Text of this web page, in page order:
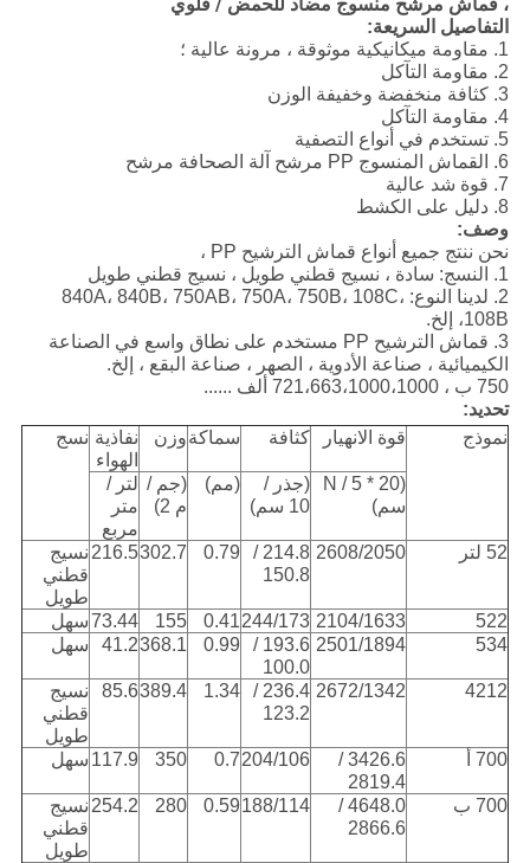
، قماش مرشح منسوج مضاد للحمض / قلوي
التفاصيل السريعة:
1. مقاومة ميكانيكية موثوقة ، مرونة عالية ؛
2. مقاومة التآكل
3. كثافة منخفضة وخفيفة الوزن
4. مقاومة التآكل
5. تستخدم في أنواع التصفية
6. القماش المنسوج PP مرشح آلة الصحافة مرشح
7. قوة شد عالية
8. دليل على الكشط
وصف:
نحن ننتج جميع أنواع قماش الترشيح PP ،
1. النسج: سادة ، نسيج قطني طويل ، نسيج قطني طويل
2. لدينا النوع: 840A، 840B، 750AB، 750A، 750B، 108C،
108B، إلخ.
3. قماش الترشيح PP مستخدم على نطاق واسع في الصناعة
الكيميائية ، صناعة الأدوية ، الصهر ، صناعة البقع ، إلخ.
750 ب ، 721،663،1000،1000 ألف ......
تحديد:
نموذج
قوة الانهيار كثافة سماكةوزن
نفاذية
الهواء
نسج
(N / 5 * 20
سم)
(جذر /
10 سم)
(مم)
(جم /
م 2)
لتر /
متر
مربع
52 لتر
2608/2050
214.8 /
150.8
0.79
302.7
216.5نسيج
قطني
طويل
522
2104/1633
244/173
0.41
155
73.44 سهل
534
2501/1894
193.6 /
100.0
0.99
368.1
41.2 سهل
4212
2672/1342
236.4 /
123.2
1.34
389.4
85.6
نسيج
قطني
طويل
700 أ
3426.6 /
2819.4
204/106
0.7
350
117.9 سهل
700 ب
4648.0 /
2866.6
188/114
0.59
280
254.2نسيج
قطني
طويل